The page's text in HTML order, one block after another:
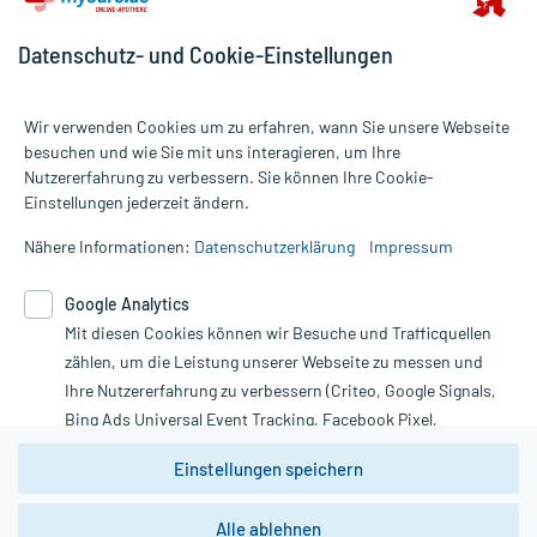
Alle Preise gelten inkl. MwSt., ggf. zzgl. Versandkosten
Informationen auf dieser Website werden ausschließlich für
die Untersuchung und Behandlung durch einen Arzt. Bitte
Therapien eingeleitet werden können. | Diese Webseite benutzt
Google Analytics. Lesen Sie bitte dazu die wichtigen Hinweise in
unserer Datenschutzerklärung. Für den Widerruf einer Bestellung
nutzen Sie das Formular:
Vertrag widerrufen
*Hinweise zu unseren Aktionen und Bewertungen
Datenschutz- und Cookie-Einstellungen
Wir verwenden Cookies um zu erfahren, wann Sie unsere Webseite
besuchen und wie Sie mit uns interagieren, um Ihre
Nutzererfahrung zu verbessern. Sie können Ihre Cookie-
Einstellungen jederzeit ändern.
Nähere Informationen: Datenschutzerklärung Impressum
Google Analytics
Mit diesen Cookies können wir Besuche und Trafficquellen
zählen, um die Leistung unserer Webseite zu messen und
Ihre Nutzererfahrung zu verbessern (Criteo, Google Signals,
Bing Ads Universal Event Tracking, Facebook Pixel,
Youtube-Social Plugin).
Wir weisen darauf hin, dass die
Einstellungen speichern
Alle ablehnen